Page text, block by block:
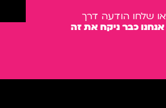
שלחו הודעה דרך
אנחנו כבר ניקח את זה